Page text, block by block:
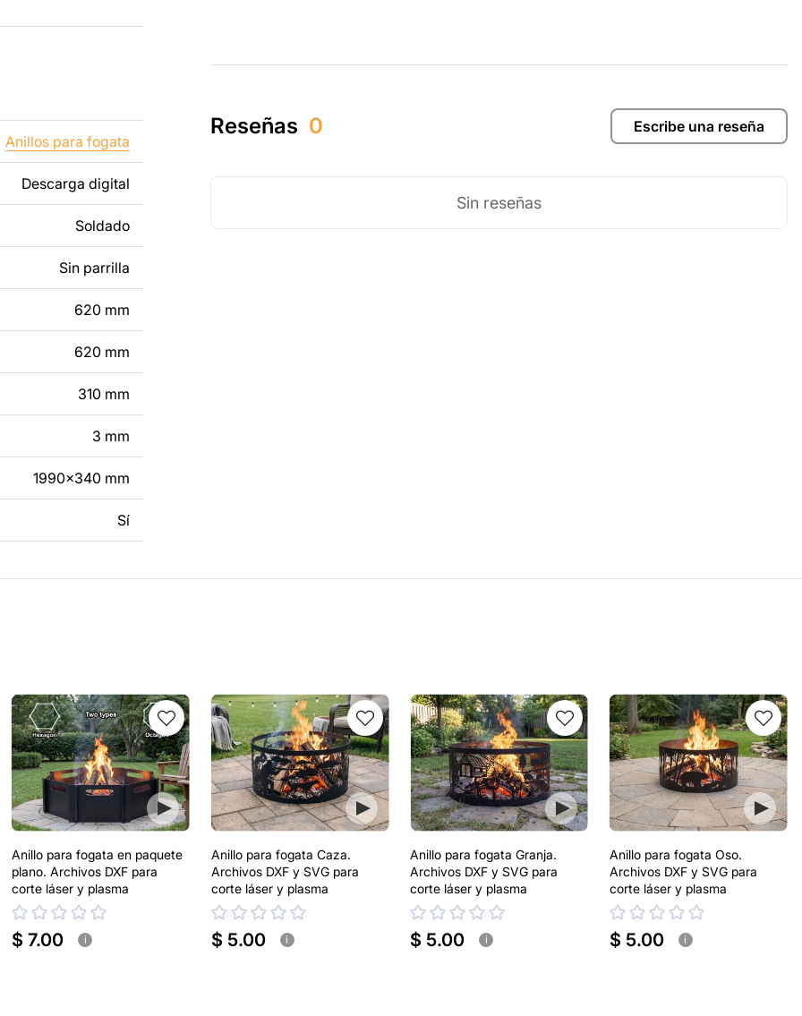
mientras trabajas
tanto para un uso
texto,
para que se adapte
un producto de
con nosotros en
Anillos para fogata
Descarga digital
Soldado
Sin parrilla
620 mm
620 mm
310 mm
3 mm
1990x340 mm
Sí
Reseñas 0 Escribe una reseña
Sin reseñas
Anillo para fogata en paquete
plano. Archivos DXF para
corte láser y plasma
$ 7.00 i
Anillo para fogata Caza.
Archivos DXF y SVG para
corte láser y plasma
$ 5.00 i
Anillo para fogata Granja.
Archivos DXF y SVG para
corte láser y plasma
$ 5.00 i
Anillo para fogata Oso.
Archivos DXF y SVG para
corte láser y plasma
$ 5.00 i